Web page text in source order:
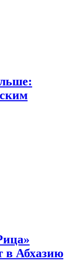
в Абхазию